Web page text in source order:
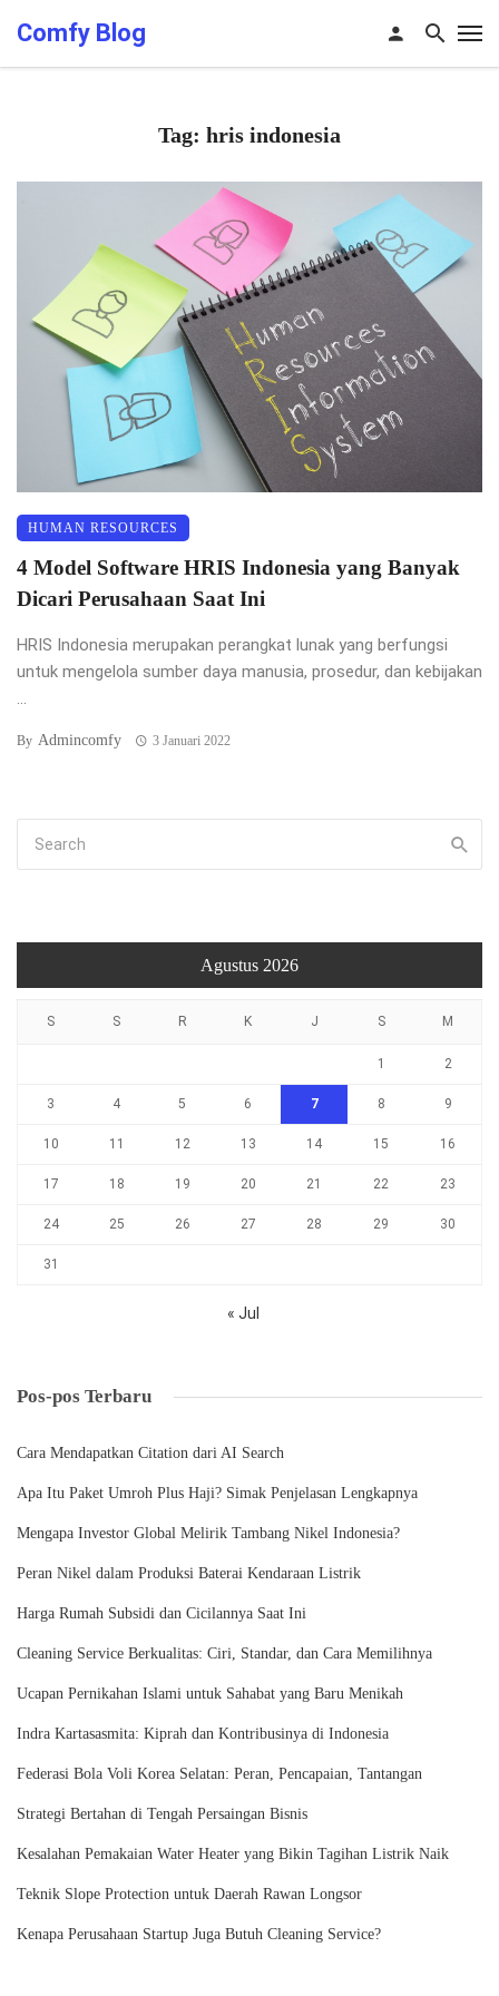
Comfy Blog
Tag: hris indonesia
HUMAN RESOURCES
4 Model Software HRIS Indonesia yang Banyak
Dicari Perusahaan Saat Ini
HRIS Indonesia merupakan perangkat lunak yang berfungsi
untuk mengelola sumber daya manusia, prosedur, dan kebijakan
...
By Admincomfy 3 Januari 2022
Agustus 2026
S S R K J S M
1 2
3 4 5 6 7 8 9
10 11 12 13 14 15 16
17 18 19 20 21 22 23
24 25 26 27 28 29 30
31
« Jul
Pos-pos Terbaru
Cara Mendapatkan Citation dari AI Search
Apa Itu Paket Umroh Plus Haji? Simak Penjelasan Lengkapnya
Mengapa Investor Global Melirik Tambang Nikel Indonesia?
Peran Nikel dalam Produksi Baterai Kendaraan Listrik
Harga Rumah Subsidi dan Cicilannya Saat Ini
Cleaning Service Berkualitas: Ciri, Standar, dan Cara Memilihnya
Ucapan Pernikahan Islami untuk Sahabat yang Baru Menikah
Indra Kartasasmita: Kiprah dan Kontribusinya di Indonesia
Federasi Bola Voli Korea Selatan: Peran, Pencapaian, Tantangan
Strategi Bertahan di Tengah Persaingan Bisnis
Kesalahan Pemakaian Water Heater yang Bikin Tagihan Listrik Naik
Teknik Slope Protection untuk Daerah Rawan Longsor
Kenapa Perusahaan Startup Juga Butuh Cleaning Service?